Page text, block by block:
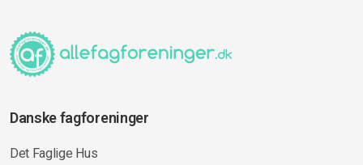
Danske fagforeninger
Det Faglige Hus